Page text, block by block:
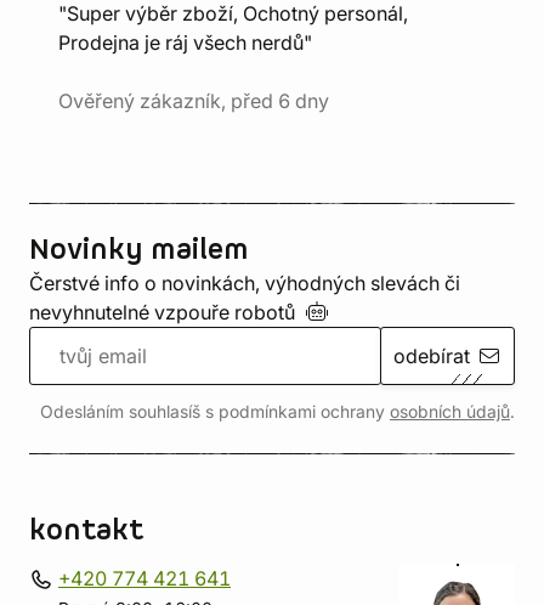
"Super výběr zboží, Ochotný personál,
Prodejna je ráj všech nerdů"
Ověřený zákazník, před 6 dny
Novinky mailem
Čerstvé info o novinkách, výhodných slevách či
nevyhnutelné vzpouře robotů
odebírat
Odesláním souhlasíš s podmínkami ochrany osobních údajů.
kontakt
+420 774 421 641